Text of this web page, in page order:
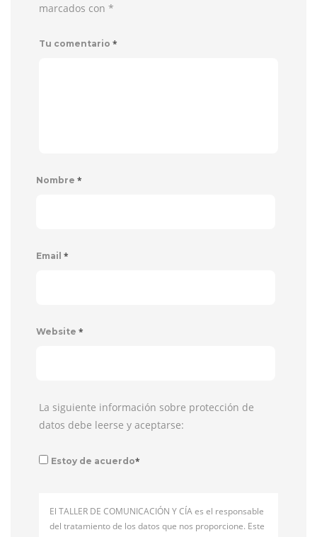
marcados con *
Tu comentario *
Nombre *
Email *
Website *
La siguiente información sobre protección de
datos debe leerse y aceptarse:
Estoy de acuerdo*
El TALLER DE COMUNICACIÓN Y CÍA es el responsable
del tratamiento de los datos que nos proporcione. Este